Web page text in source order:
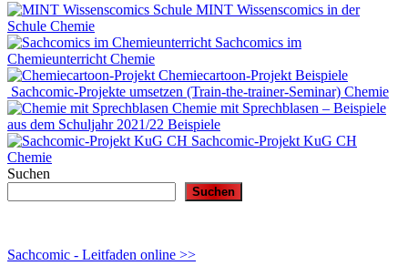
MINT Wissenscomics in der
Schule Chemie
Sachcomics im
Chemieunterricht Chemie
Chemiecartoon-Projekt Beispiele
Sachcomic-Projekte umsetzen (Train-the-trainer-Seminar) Chemie
Chemie mit Sprechblasen – Beispiele
aus dem Schuljahr 2021/22 Beispiele
Sachcomic-Projekt KuG CH
Chemie
Suchen
Suchen
Sachcomic - Leitfaden online >>